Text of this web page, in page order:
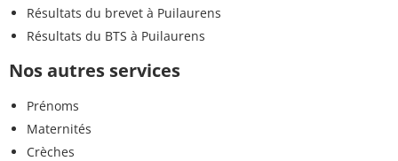
Résultats du brevet à Puilaurens
Résultats du BTS à Puilaurens
Nos autres services
Prénoms
Maternités
Crèches